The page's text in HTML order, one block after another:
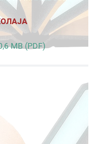
MB (PDF)